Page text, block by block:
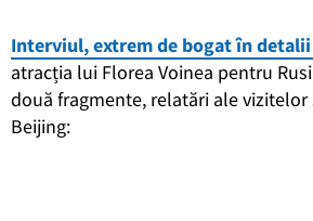
Interviul, extrem de bogat în
atracția lui Florea Voinea pentru
două fragmente, relatări ale vizitelor
Beijing: